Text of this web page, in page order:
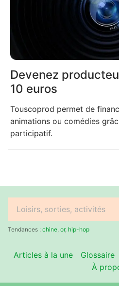
Devenez
10 euros
Touscoprod permet de
animations ou comédies
participatif.
Rechercher
:Tendances : chine or, hip-hop
Articles à la une Glossaire
À